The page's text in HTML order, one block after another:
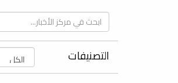
التصنيفات